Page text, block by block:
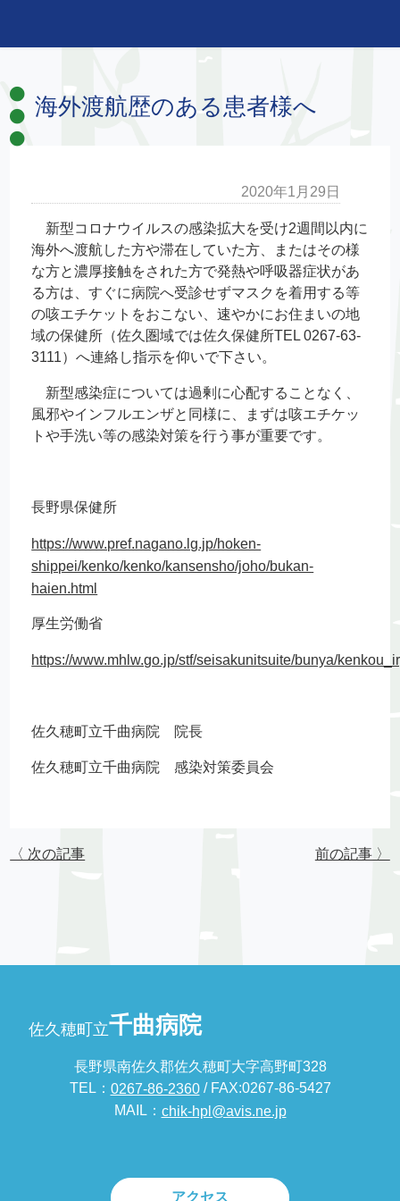
海外渡航歴のある患者様へ
2020年1月29日
新型コロナウイルスの感染拡大を受け2週間以内に
海外へ渡航した方や滞在していた方、またはその様
な方と濃厚接触をされた方で発熱や呼吸器症状があ
る方は、すぐに病院へ受診せずマスクを着用する等
の咳エチケットをおこない、速やかにお住まいの地
域の保健所（佐久圏域では佐久保健所TEL 0267-63-
3111）へ連絡し指示を仰いで下さい。
新型感染症については過剰に心配することなく、
風邪やインフルエンザと同様に、まずは咳エチケッ
トや手洗い等の感染対策を行う事が重要です。
長野県保健所
https://www.pref.nagano.lg.jp/hoken-
shippei/kenko/kenko/kansensho/joho/bukan-
haien.html
厚生労働省
https://www.mhlw.go.jp/stf/seisakunitsuite/bunya/
佐久穂町立千曲病院 院長
佐久穂町立千曲病院 感染対策委員会
〈 次の記事 前の記事 〉
佐久穂町立千曲病院
長野県南佐久郡佐久穂町大字高野町328
TEL： 0267-86-2360/ FAX:0267-86-5427
MAIL： chik-hpl@avis.ne.jp
アクセス